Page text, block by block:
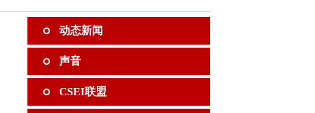
动态新闻
声音
CSEI联盟